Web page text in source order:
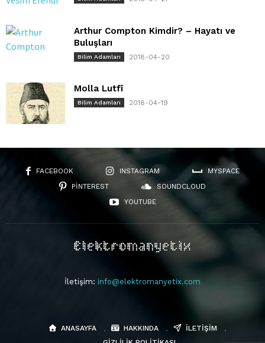
Arthur Compton Kimdir? – Hayatı ve
Buluşları
Bilim Adamları 2018-04-20
Molla Lutfî
Bilim Adamları 2018-04-19
FACEBOOK INSTAGRAM
MYSPACE
PINTEREST
SOUNDCLOUD
YOUTUBE
İletişim: info@elektromanyetix.com
ANASAYFA HAKKINDA
İLETIŞIM